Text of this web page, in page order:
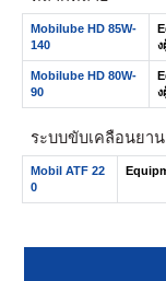
Mobilube HD 85W-
140
ง
Mobilube HD 80W-
90
ง
ระบบขับเคลื่อนยา
Mobil ATF 22
0